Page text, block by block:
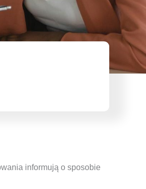
informują o sposobie